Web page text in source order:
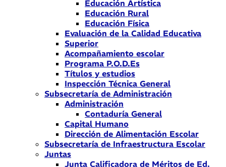
Educación Artística
Educación Rural
Educación Física
Evaluación de la Calidad Educativa
Superior
Acompañamiento escolar
Programa P.O.D.Es
Títulos y estudios
Inspección Técnica General
Subsecretaría de Administración
Administración
Contaduría General
Capital Humano
Dirección de Alimentación Escolar
Subsecretaría de Infraestructura Escolar
Juntas
Junta Calificadora de Méritos de Ed.